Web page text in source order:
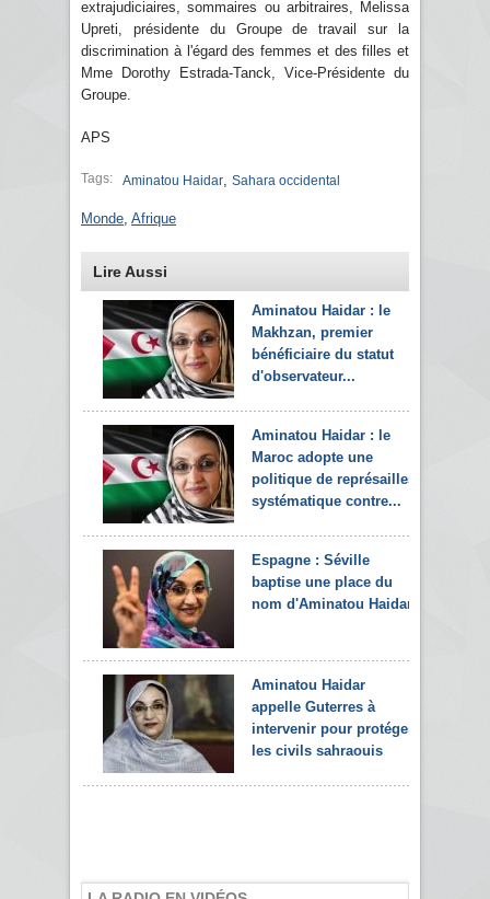
extrajudiciaires, sommaires ou arbitraires, Melissa
Upreti, présidente du Groupe de travail sur la
discrimination à l'égard des femmes et des filles et
Mme Dorothy Estrada-Tanck, Vice-Présidente du
Groupe.
APS
Tags: Aminatou Haidar Sahara occidental
Monde Afrique
Lire Aussi
Aminatou Haidar : le
Makhzan, premier
bénéficiaire du statut
d'observateur...
Aminatou Haidar : le
Maroc adopte une
politique de représailles
systématique contre...
Espagne : Séville
baptise une place du
nom d'Aminatou Haidar
Aminatou Haidar
appelle Guterres à
intervenir pour protéger
les civils sahraouis